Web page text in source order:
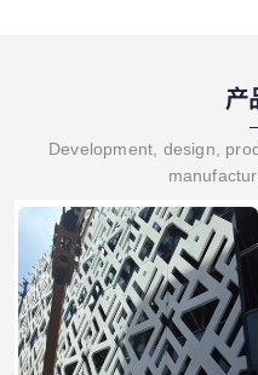
产
Development, design,